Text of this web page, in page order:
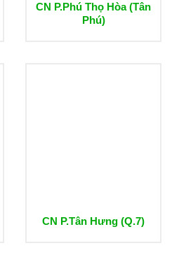
CN P.Phú Thọ Hòa (Tân
Phú)
CN P.Tân Hưng (Q.7)